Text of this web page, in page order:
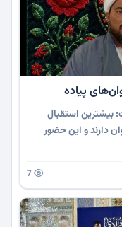
پیاده
بیشترین استقبال
دارند و این حضور